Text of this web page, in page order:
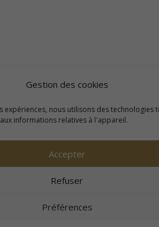
Gestion des cookies
expériences, nous utilisons des technologies
informations relatives à l'appareil.
Accepter
Refuser
Préférences